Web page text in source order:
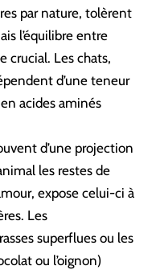
par nature, tolèrent
l’équilibre entre
crucial. Les chats,
d’une teneur
acides aminés
d’une projection
les restes de
expose celui-ci à
Les
superflues ou les
ou l’oignon)